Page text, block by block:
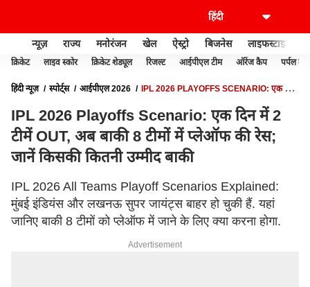
न्यूज़ राज्य मनोरंजन खेल ऐस्ट्रो बिजनेस लाइफस्टाइल
क्रिकेट लाइव स्कोर क्रिकेट शेड्यूल रिजल्ट आईपीएल टीम ऑरेंज कैप पर्पल कैप
हिंदी न्यूज़ स्पोर्ट्स आईपीएल 2026
IPL 2026 PLAYOFFS SCENARIO: एक दिन
IPL 2026 Playoffs Scenario: एक दिन में 2
टीमें OUT, अब बाकी 8 टीमों में प्लेऑफ की रेस;
जानें किसकी कितनी उम्मीद बाकी
IPL 2026 All Teams Playoff Scenarios Explained:
मुंबई इंडियंस और लखनऊ सुपर जायंट्स बाहर हो चुकी हैं. यहां
जानिए बाकी 8 टीमों को प्लेऑफ में जाने के लिए क्या करना होगा.
Advertisement